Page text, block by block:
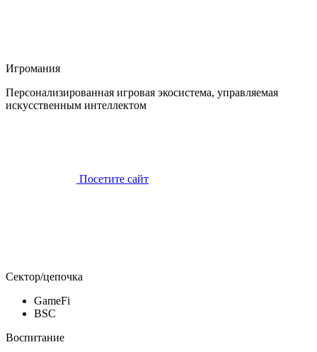
Игромания
Персонализированная игровая экосистема, управляемая
искусственным интеллектом
Посетите сайт
Сектор/цепочка
GameFi
BSC
Воспитание